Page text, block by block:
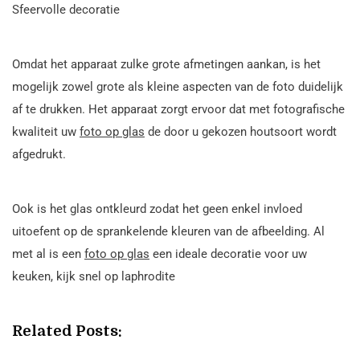
Sfeervolle decoratie
Omdat het apparaat zulke grote afmetingen aankan, is het
mogelijk zowel grote als kleine aspecten van de foto duidelijk
af te drukken. Het apparaat zorgt ervoor dat met fotografische
kwaliteit uw foto op glas de door u gekozen houtsoort wordt
afgedrukt.
Ook is het glas ontkleurd zodat het geen enkel invloed
uitoefent op de sprankelende kleuren van de afbeelding. Al
met al is een foto op glas een ideale decoratie voor uw
keuken, kijk snel op laphrodite
Related Posts: